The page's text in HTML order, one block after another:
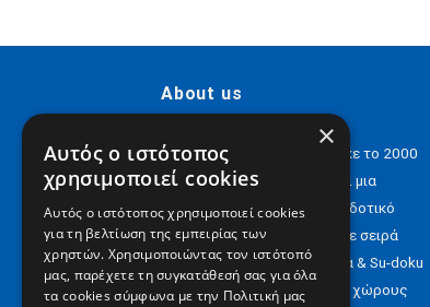
About us
H Digital Content ΑΕ ιδρύθηκε το 2000
και σήμερα έχει να επιδείξει μια
αξιόλογη παρουσία στον εκδοτικό
χώρο με e-books αλλά και με σειρά
περιοδικών για Σταυρόλεξα & Su-doku
αλλά και έντυπα σε άλλους χώρους
×
Αυτός ο ιστότοπος
χρησιμοποιεί cookies
Αυτός ο ιστότοπος χρησιμοποιεί cookies
για τη βελτίωση της εμπειρίας των
χρηστών. Χρησιμοποιώντας τον ιστότοπό
μας, παρέχετε τη συγκατάθεσή σας για όλα
τα cookies σύμφωνα με την Πολιτική μας